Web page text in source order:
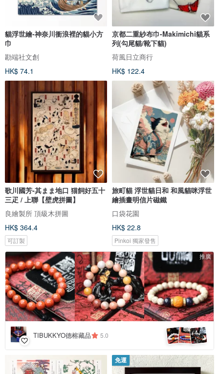
貓浮世繪-神奈川衝浪裡的貓小方
巾
勘端社文創
HK$ 74.1
京都二重紗布巾-Makimichi貓系
列(勾尾貓/靴下貓)
荷風日立商行
HK$ 122.4
歌川國芳-其まま地口 猫飼好五十
三疋 / 上聯【壁虎拼圖】
良繪製所 頂級木拼圖
HK$ 364.4
可訂製
旅町貓 浮世貓日和 和風貓咪浮世
繪插畫明信片磁鐵
口袋花園
HK$ 22.8
Pinkoi 獨家發售
推廣
TIBUKKYO德榕藏品 5.0 +4
免運